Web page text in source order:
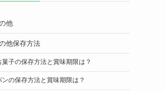
他
他保存方法
菓子の保存方法と賞味期限は？
ンの保存方法と賞味期限は？